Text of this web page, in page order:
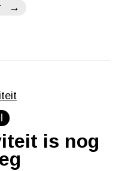
is nog